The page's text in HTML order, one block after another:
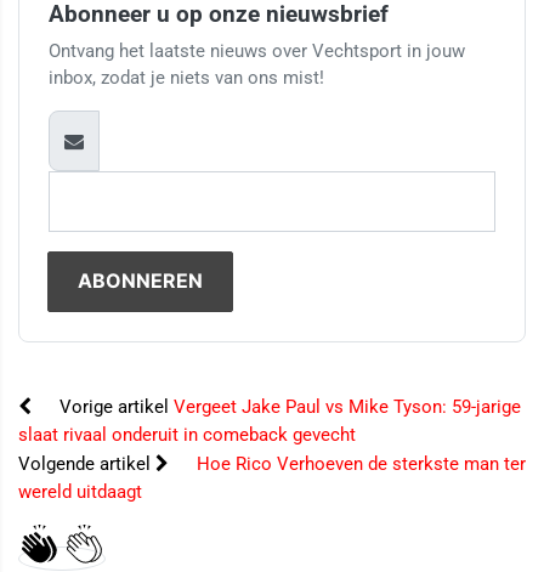
Abonneer u op onze nieuwsbrief
Ontvang het laatste nieuws over Vechtsport in jouw
inbox, zodat je niets van ons mist!
Vorige artikel Vergeet Jake Paul vs Mike Tyson: 59-jarige
slaat rivaal onderuit in comeback gevecht
Volgende artikel
Hoe Rico Verhoeven de sterkste man ter
wereld uitdaagt